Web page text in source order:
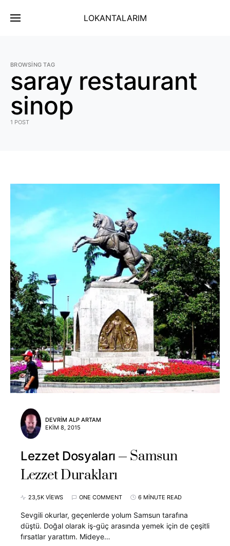
LOKANTALARIM
BROWSING TAG
saray restaurant
sinop
1 POST
DEVRIM ALP ARTAM
EKIM 8, 2015
Lezzet Dosyaları
Samsun
Lezzet Durakları
23,5K VIEWS ONE COMMENT 6 MINUTE READ
Sevgili okurlar, geçenlerde yolum Samsun tarafına
düştü. Doğal olarak iş-güç arasında yemek için de çeşitli
fırsatlar yarattım. Mideye…